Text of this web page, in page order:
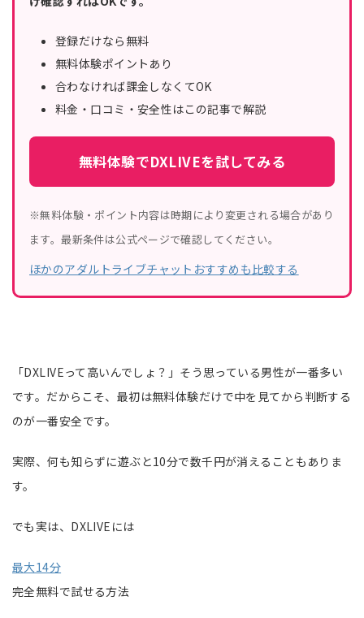
登録だけなら無料
無料体験ポイントあり
合わなければ課金しなくてOK
料金・口コミ・安全性はこの記事で解説
無料体験でDXLIVEを試してみる
※無料体験・ポイント内容は時期により変更される場合があり
ます。最新条件は公式ページで確認してください。
ほかのアダルトライブチャットおすすめも比較する
「DXLIVEって高いんでしょ？」そう思っている男性が一番多い
です。だからこそ、最初は無料体験だけで中を見てから判断する
のが一番安全です。
実際、何も知らずに遊ぶと10分で数千円が消えることもありま
す。
でも実は、DXLIVEには
最大14分
完全無料で試せる方法